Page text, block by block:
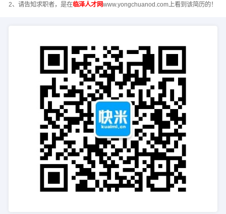
2、请告知求职者，是在临泽人才网www.yongchuanod.com上看到该简历的！